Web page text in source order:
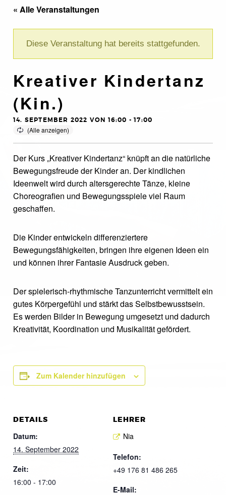
« Alle Veranstaltungen
Diese Veranstaltung hat bereits stattgefunden.
Kreativer Kindertanz
(Kin.)
14. SEPTEMBER 2022 VON 16:00 -17:00
Der Kurs „Kreativer Kindertanz“ knüpft an die natürliche
Bewegungsfreude der Kinder an. Der kindlichen
Ideenwelt wird durch altersgerechte Tänze, kleine
Choreografien und Bewegungsspiele viel Raum
geschaffen.
Die Kinder entwickeln differenziertere
Bewegungsfähigkeiten, bringen ihre eigenen Ideen ein
und können ihrer Fantasie Ausdruck geben.
Der spielerisch-rhythmische Tanzunterricht vermittelt ein
gutes Körpergefühl und stärkt das Selbstbewusstsein.
Es werden Bilder in Bewegung umgesetzt und dadurch
Kreativität, Koordination und Musikalität gefördert.
Zum Kalender hinzufügen
DETAILS
Datum:
14. September 2022
Zeit:
16:00 - 17:00
LEHRER
Nia
Telefon:
+49 176 81 486 265
E-Mail: